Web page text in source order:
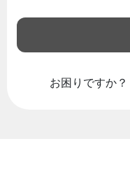
お困りですか？